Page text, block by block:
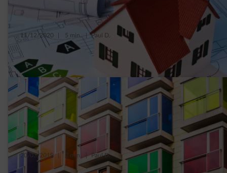
11/12/2020 5 min. Paul D.
EPC: tips om je score te verbeteren
20/03/2019 | 2 min. | Paul D.
Compacte huizen, de nieuwe standaard!